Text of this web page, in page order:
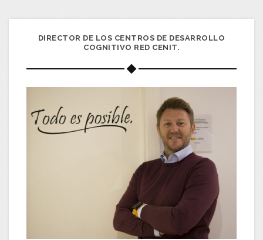
DIRECTOR DE LOS CENTROS DE DESARROLLO
COGNITIVO RED CENIT.